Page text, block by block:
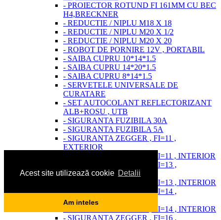
Acest site utilizează cookie Detalii
Am inteles
- PROIECTOR ROTUND FI 161MM CU BEC
H4,BRECKNER
- REDUCTIE / NIPLU M18 X 18
- REDUCTIE / NIPLU M20 X 1/2
- REDUCTIE / NIPLU M20 X 20
- ROBOT DE PORNIRE 12V , PORTABIL
- SAIBA CUPRU 10*14*1.5
- SAIBA CUPRU 14*20*1.5
- SAIBA CUPRU 8*14*1.5
- SERVETELE UNIVERSALE DE
CURATARE
- SET AUTOCOLANT REFLECTORIZANT
ALB+ROSU , UTB
- SIGURANTA FUZIBILA 30A
- SIGURANTA FUZIBILA 5A
- SIGURANTA ZEGGER , FI=11 ,
EXTERIOR
- SIGURANTA ZEGGER , FI=11 , INTERIOR
- SIGURANTA ZEGGER , FI=13 ,
EXTERIOR
- SIGURANTA ZEGGER , FI=13 , INTERIOR
- SIGURANTA ZEGGER , FI=14 ,
EXTERIOR
- SIGURANTA ZEGGER , FI=14 , INTERIOR
- SIGURANTA ZEGGER , FI=16 ,